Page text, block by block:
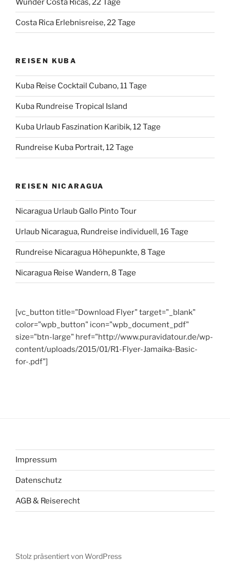
Wunder Costa Ricas, 22 Tage
Costa Rica Erlebnisreise, 22 Tage
REISEN KUBA
Kuba Reise Cocktail Cubano, 11 Tage
Kuba Rundreise Tropical Island
Kuba Urlaub Faszination Karibik, 12 Tage
Rundreise Kuba Portrait, 12 Tage
REISEN NICARAGUA
Nicaragua Urlaub Gallo Pinto Tour
Urlaub Nicaragua, Rundreise individuell, 16 Tage
Rundreise Nicaragua Höhepunkte, 8 Tage
Nicaragua Reise Wandern, 8 Tage
[vc_button title="Download Flyer" target="_blank"
color="wpb_button" icon="wpb_document_pdf"
size="btn-large" href="http://www.puravidatour.de/wp-
content/uploads/2015/01/R1-Flyer-Jamaika-Basic-
for-.pdf"]
Impressum
Datenschutz
AGB & Reiserecht
Stolz präsentiert von WordPress